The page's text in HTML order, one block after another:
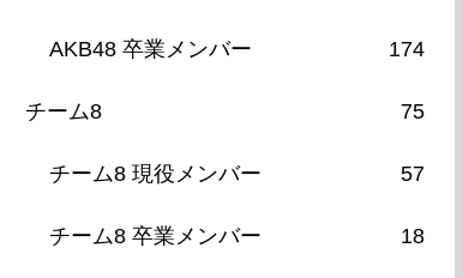
AKB48 卒業メンバー 174
チーム8 75
チーム8 現役メンバー 57
チーム8 卒業メンバー 18